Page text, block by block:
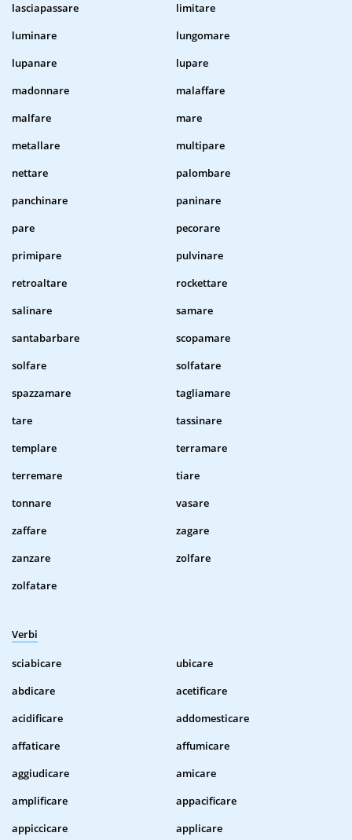
lasciapassare
limitare
luminare
lungomare
lupanare
lupare
madonnare
malaffare
malfare
mare
metallare
multipare
nettare
palombare
panchinare
paninare
pare
pecorare
primipare
pulvinare
retroaltare
rockettare
salinare
samare
santabarbare
scopamare
solfare
solfatare
spazzamare
tagliamare
tare
tassinare
templare
terramare
terremare
tiare
tonnare
vasare
zaffare
zagare
zanzare
zolfare
zolfatare
Verbi
sciabicare
ubicare
abdicare
acetificare
acidificare
addomesticare
affaticare
affumicare
aggiudicare
amicare
amplificare
appacificare
appiccicare
applicare